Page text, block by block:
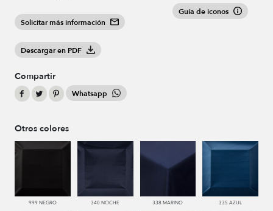
Solicitar más información
Descargar en PDF
Compartir
Whatsapp
Guía de iconos
Otros colores
999 NEGRO 340 NOCHE 338 MARINO 335 AZUL